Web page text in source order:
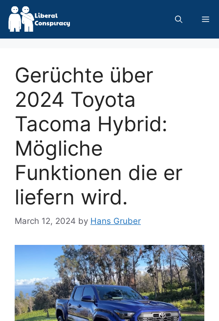
Skip
content
Gerüchte über
2024 Toyota
Tacoma Hybrid:
Mögliche
Funktionen die er
liefern wird.
March 12, 2024 by Hans Gruber